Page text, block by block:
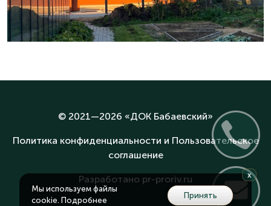
Мы используем файлы
cookie. Подробнее
Принять
x
© 2021—2026 «ДОК Бабаевский»
Политика конфиденциальности и Пользовательское
соглашение
Разработано pr-proriv.ru